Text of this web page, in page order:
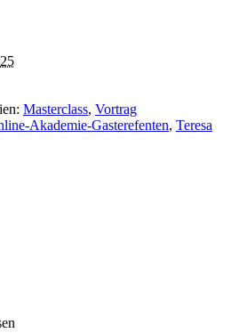
Masterclass, Vortrag
Akademie-Gasterefenten, Teresa